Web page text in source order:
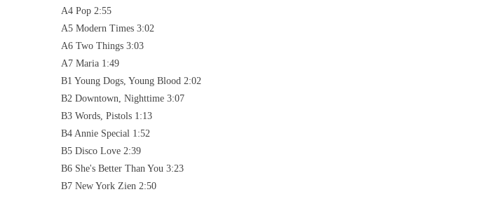
A4 Pop 2:55
A5 Modern Times 3:02
A6 Two Things 3:03
A7 Maria 1:49
B1 Young Dogs, Young Blood 2:02
B2 Downtown, Nighttime 3:07
B3 Words, Pistols 1:13
B4 Annie Special 1:52
B5 Disco Love 2:39
B6 She's Better Than You 3:23
B7 New York Zien 2:50